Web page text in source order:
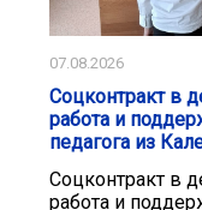
07.08.2026
Соцконтракт в
работа и
педагога из
Соцконтракт в
работа и